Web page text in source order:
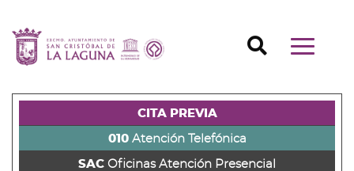
contenido
principal
página
s)
a
la
la
+
Ir
al
la
+
Ir
principal
u)
Mostrar/
Buscador
CITA PREVIA
010Atención Telefónica
SAC Oficinas Atención Presencial